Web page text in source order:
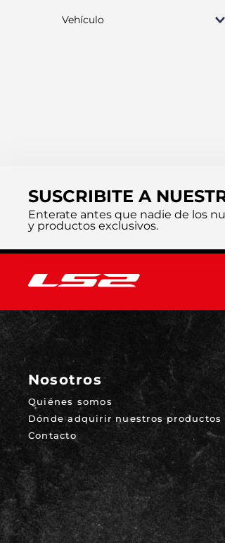
XLMedia estación
Vehículo
SUSCRIBITE A
Enterate antes que nadie de los
y productos exclusivos.
Nosotros
Quiénes somos
Dónde adquirir nuestros productos
Contacto